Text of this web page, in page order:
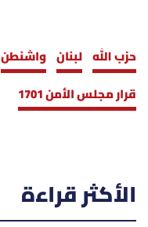
حزب الله لبنان واشنطن
قرار مجلس الأمن 1701
الأكثر قراءة